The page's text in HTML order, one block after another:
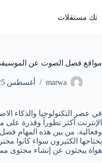
إلى
المحتوى
تك مستقلات
مواقع فصل الصوت عن الموسيقى
marwa أغسطس 25, 2024
في عصر التكنولوجيا والذكاء
الإنترنت أكثر تطوراً وقدرة على
وفعالية. من بين هذه المهام
يحتاجها الكثيرون سواء كانوا
هواة يبحثون عن إنشاء محتوى